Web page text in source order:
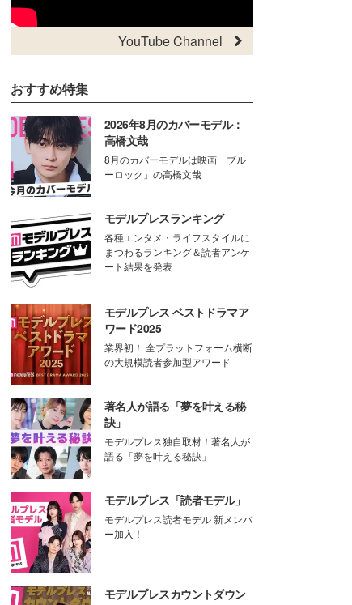
YouTube Channel
おすすめ特集
2026年8月のカバーモデル：
高橋文哉
8月のカバーモデルは映画「ブル
ーロック」の高橋文哉
モデルプレスランキング
各種エンタメ・ライフスタイルに
まつわるランキング＆読者アンケ
ート結果を発表
モデルプレス ベストドラマア
ワード2025
業界初！ 全プラットフォーム横断
の大規模読者参加型アワード
著名人が語る「夢を叶える秘
訣」
モデルプレス独自取材！著名人が
語る「夢を叶える秘訣」
モデルプレス「読者モデル」
モデルプレス読者モデル 新メンバ
ー加入！
モデルプレスカウントダウン